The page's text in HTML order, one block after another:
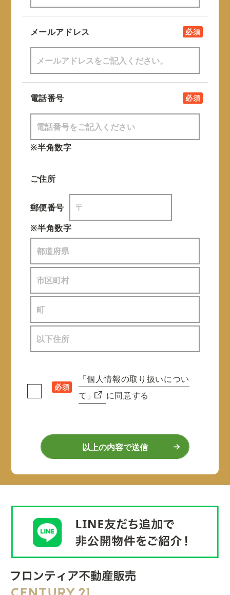
メールアドレス 必須
電話番号 必須
※半角数字
ご住所
郵便番号
※半角数字
必須
「個人情報の取り扱いについ
て」
に同意する
以上の内容で送信